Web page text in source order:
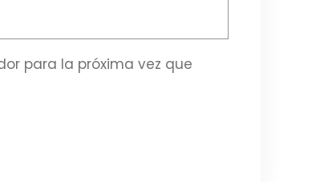
para la próxima vez que